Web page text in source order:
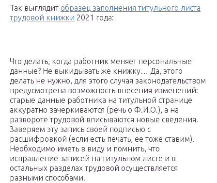
Так выглядит образец заполнения титульного листа
трудовой книжки 2021 года:
Что делать, когда работник меняет персональные
данные? Не выкидывать же книжку… Да, этого
делать не нужно, для этого случая законодательством
предусмотрена возможность внесения изменений:
старые данные работника на титульной странице
аккуратно зачеркиваются (речь о Ф.И.О.), а на
развороте трудовой вписываются новые сведения.
Заверяем эту запись своей подписью с
расшифровкой (если есть печать, ее тоже ставим).
Необходимо иметь в виду и помнить, что
исправление записей на титульном листе и в
остальных разделах трудовой осуществляется
разными способами.